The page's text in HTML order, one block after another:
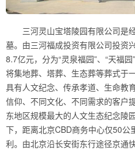
三河灵山宝塔陵园有限公司是
墓。由三河福成投资有限公司投资
8.7亿元，分为“灵泉福园”、“天福
将集地葬、塔葬、生态葬等葬式于
具有人文纪念、传承孝道、生命教
信仰、不同文化、不同需求的客户
东地区规模最大的人文生态纪念陵
下，距离北京CBD商务中心仅50公
利。由北京沿长安街东行途径京通